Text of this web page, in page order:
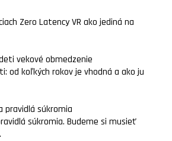
Zero Latency VR ako jediná na
od koľkých rokov je vhodná a ako ju
súkromia. Budeme si musieť